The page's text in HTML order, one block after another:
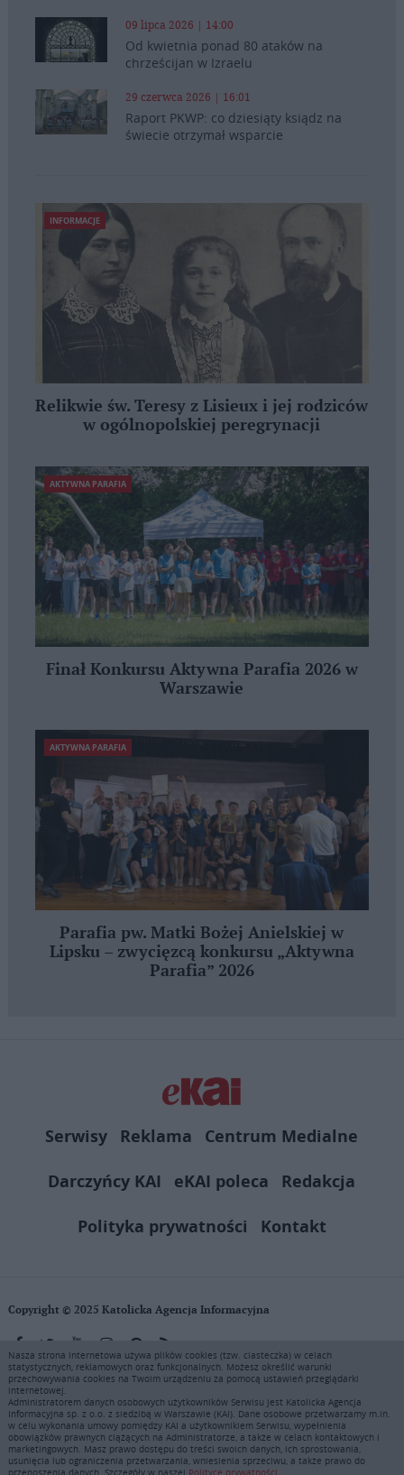
09 lipca 2026 | 14:00
Od kwietnia ponad 80 ataków na
chrześcijan w Izraelu
29 czerwca 2026 | 16:01
Raport PKWP: co dziesiąty ksiądz na
świecie otrzymał wsparcie
INFORMACJE
Relikwie św. Teresy z Lisieux i jej rodziców
w ogólnopolskiej peregrynacji
AKTYWNA PARAFIA
Finał Konkursu Aktywna Parafia 2026 w
Warszawie
AKTYWNA PARAFIA
Parafia pw. Matki Bożej Anielskiej w
Lipsku – zwycięzcą konkursu „Aktywna
Parafia” 2026
Serwisy Reklama
Centrum Medialne
Darczyńcy KAI
eKAI poleca
Redakcja
Polityka prywatności
Kontakt
Copyright © 2025 Katolicka Agencja Informacyjna
KAI zastrzega wszelkie prawa do serwisu. Użytkownicy mogą pobierać
i drukować fragmenty zawartości serwisu internetowego www.ekai.pl
wyłącznie do użytku osobistego. Publikacja, rozpowszechnianie
zawartości niniejszego serwisu lub jej sprzedaż (także framing i in.
podobne metody), są bez uprzedniej pisemnej zgody KAI zabronione i
stanowią naruszenie ustaw o prawie autorskim, ochronie baz danych i
uczciwej konkurencji - będą ścigane przy pomocy wszelkich
Nasza strona internetowa używa plików cookies (tzw. ciasteczka) w celach
statystycznych, reklamowych oraz funkcjonalnych. Możesz określić warunki
przechowywania cookies na Twoim urządzeniu za pomocą ustawień przeglądarki
internetowej.
Administratorem danych osobowych użytkowników Serwisu jest Katolicka Agencja
Informacyjna sp. z o.o. z siedzibą w Warszawie (KAI). Dane osobowe przetwarzamy m.in.
w celu wykonania umowy pomiędzy KAI a użytkownikiem Serwisu, wypełnienia
obowiązków prawnych ciążących na Administratorze, a także w celach kontaktowych i
marketingowych. Masz prawo dostępu do treści swoich danych, ich sprostowania,
usunięcia lub ograniczenia przetwarzania, wniesienia sprzeciwu, a także prawo do